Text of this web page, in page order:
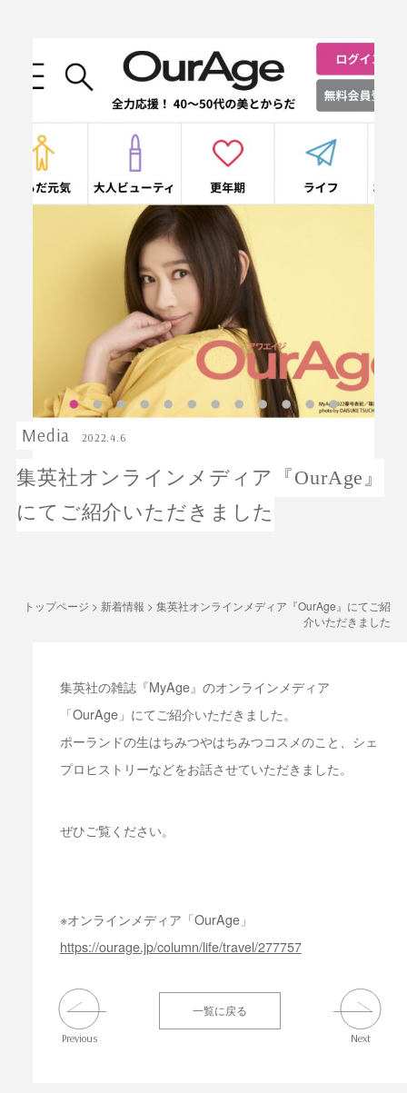
ABOUT Cieplo シェプロについて
シェプロの生はちみつ
店舗紹介
NEWS
ONLINE SHOP オンラインショップ／商品紹介
JOURNAL
Media 2022.4.6
集英社オンラインメディア『OurAge』
にてご紹介いただきました
トップページ > 新着情報 >集英社オンラインメディア『OurAge』にてご紹
介いただきました
集英社の雑誌『MyAge』のオンラインメディア
「OurAge」にてご紹介いただきました。
ポーランドの生はちみつやはちみつコスメのこと、シェ
プロヒストリーなどをお話させていただきました。
ぜひご覧ください。
※オンラインメディア「OurAge」
https://ourage.jp/column/life/travel/277757
Previous
一覧に戻る
Next